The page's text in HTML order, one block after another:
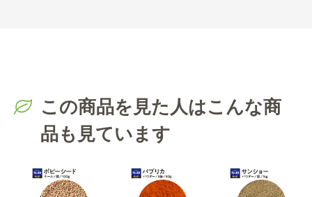
この商品を見た人はこんな商
品も見ています